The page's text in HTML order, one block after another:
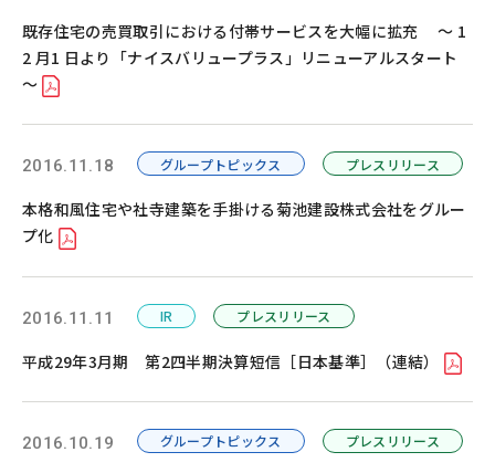
既存住宅の売買取引における付帯サービスを大幅に拡充 ～ 1
2 月1 日より「ナイスバリュープラス」リニューアルスタート
～
2016.11.18 グループトピックス プレスリリース
本格和風住宅や社寺建築を手掛ける菊池建設株式会社をグルー
プ化
2016.11.11 IR プレスリリース
平成29年3月期 第2四半期決算短信［日本基準］（連結）
2016.10.19 グループトピックス プレスリリース